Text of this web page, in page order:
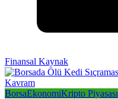
Finansal Kaynak
BorsaEkonomiKripto Piyasası